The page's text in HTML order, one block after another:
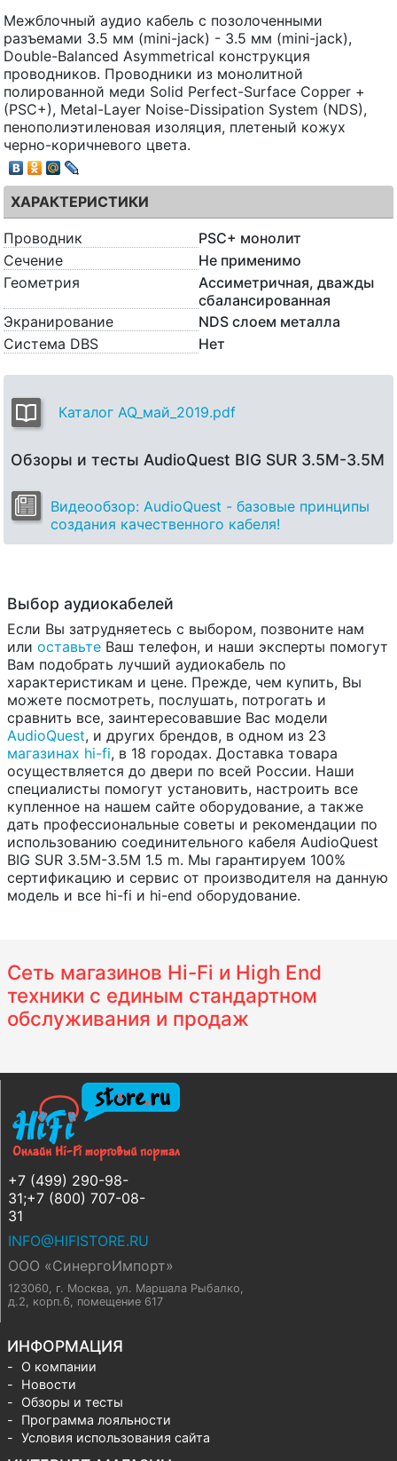
Межблочный аудио кабель с позолоченными
разъемами 3.5 мм (mini-jack) - 3.5 мм (mini-jack),
Double-Balanced Asymmetrical конструкция
проводников. Проводники из монолитной
полированной меди Solid Perfect-Surface Copper +
(PSC+), Metal-Layer Noise-Dissipation System (NDS),
пенополиэтиленовая изоляция, плетеный кожух
черно-коричневого цвета.
ХАРАКТЕРИСТИКИ
Проводник
PSC+ монолит
Сечение
Не применимо
Геометрия
Ассиметричная, дважды
сбалансированная
Экранирование
NDS слоем металла
Система DBS
Нет
Каталог AQ_май_2019.pdf
Обзоры и тесты AudioQuest BIG SUR 3.5M-3.5M
Видеообзор: AudioQuest - базовые принципы
создания качественного кабеля!
Выбор аудиокабелей
Если Вы затрудняетесь с выбором, позвоните нам
или оставьте Ваш телефон, и наши эксперты помогут
Вам подобрать лучший аудиокабель по
характеристикам и цене. Прежде, чем купить, Вы
можете посмотреть, послушать, потрогать и
сравнить все, заинтересовавшие Вас модели
AudioQuest, и других брендов, в одном из 23
магазинах hi-fi, в 18 городах. Доставка товара
осуществляется до двери по всей России. Наши
специалисты помогут установить, настроить все
купленное на нашем сайте оборудование, а также
дать профессиональные советы и рекомендации по
использованию соединительного кабеля AudioQuest
BIG SUR 3.5M-3.5M 1.5 m. Мы гарантируем 100%
сертификацию и сервис от производителя на данную
модель и все hi-fi и hi-end оборудование.
Сеть магазинов Hi-Fi и High End
техники с единым стандартном
обслуживания и продаж
+7 (499) 290-98-
31;+7 (800) 707-08-
31
INFO@HIFISTORE.RU
ООО «СинергоИмпорт»
123060, г. Москва, ул. Маршала Рыбалко,
д.2, корп.6, помещение 617
ИНФОРМАЦИЯ
О компании
Новости
Обзоры и тесты
Программа лояльности
Условия использования сайта